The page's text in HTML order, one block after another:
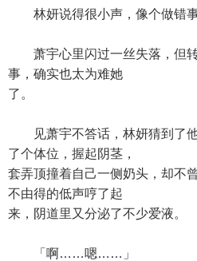
林妍说得很小声，像个做错事
萧宇心里闪过一丝失落，但转
事，确实也太为难她
了。
见萧宇不答话，林妍猜到了他
了个体位，握起阴茎，
套弄顶撞着自己一侧奶头，却不
不由得的低声哼了起
来，阴道里又分泌了不少爱液。
「啊……嗯……」